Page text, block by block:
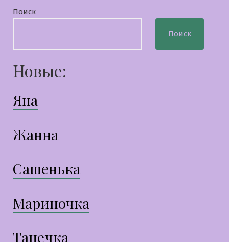
Поиск
Поиск
Новые:
Яна
Жанна
Сашенька
Мариночка
Танечка